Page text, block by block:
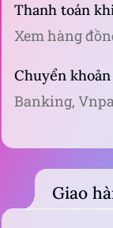
Thanh toán
Xem hàng
Chuyển
Banking,
Giao